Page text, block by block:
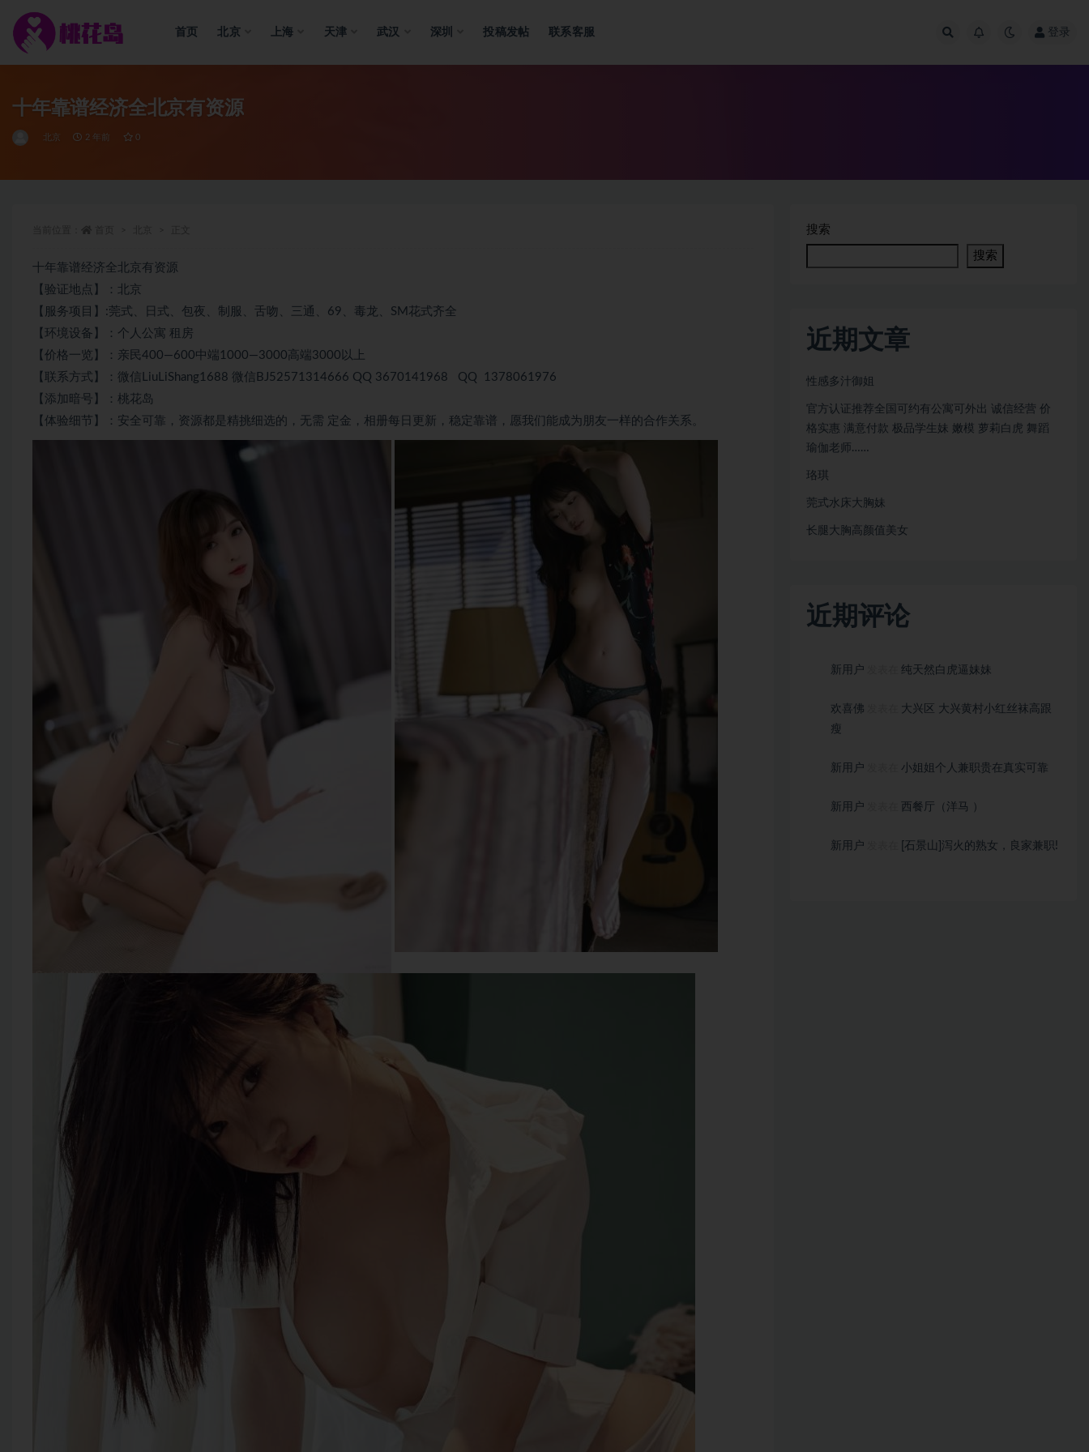
首页 北京 上海 天津 武汉 深圳 投稿发帖 联系客服 登录
十年靠谱经济全北京有资源
北京 2 年前 0
十年靠谱经济全北京有资源
【验证地点】：北京
【服务项目】:莞式、日式、包夜、制服、舌吻、三通、69、毒龙、SM花式齐全
【环境设备】：个人公寓 租房
【价格一览】：亲民400—600中端1000—3000高端3000以上
【联系方式】：微信LiuLiShang1688 微信BJ52571314666 QQ 3670141968 QQ 1378061976
【添加暗号】：桃花岛
【体验细节】：安全可靠，资源都是精挑细选的，无需 定金，相册每日更新，稳定靠谱，愿我们能成为朋友一样的合作关系。
搜索
搜索
近期文章
性感多汁御姐
官方认证推荐全国可约有公寓可外出 诚信经营 价
格实惠 满意付款 极品学生妹 嫩模 萝莉白虎 舞蹈
瑜伽老师……
珞琪
莞式水床大胸妹
长腿大胸高颜值美女
近期评论
新用户 发表在纯天然白虎逼妹妹
欢喜佛
大兴区 大兴黄村小红丝袜高跟
瘦
新用户 小姐姐个人兼职贵在真实可靠
新用户 西餐厅（洋马 ）
新用户 [石景山]泻火的熟女，良家兼职!